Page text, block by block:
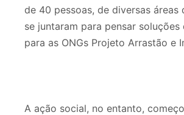
de 40 pessoas, de diversas áreas
se juntaram para pensar
para as ONGs Projeto Arrastão e
A ação social, no entanto,